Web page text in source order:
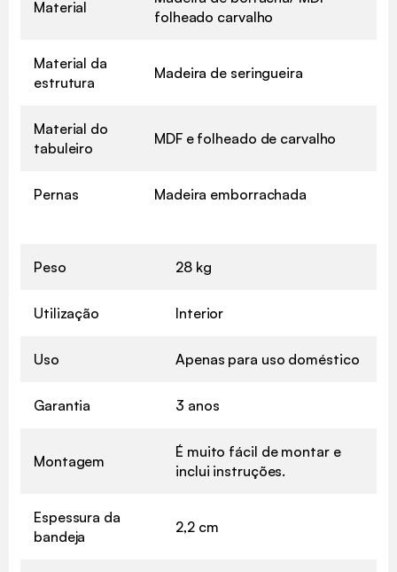
Material
folheado carvalho
Material da
estrutura
Madeira de seringueira
Material do
tabuleiro
MDF e folheado de carvalho
Pernas Madeira emborrachada
Peso 28 kg
Utilização Interior
Uso Apenas para uso doméstico
Garantia 3 anos
Montagem
É muito fácil de montar e
inclui instruções.
Espessura da
bandeja
2,2 cm